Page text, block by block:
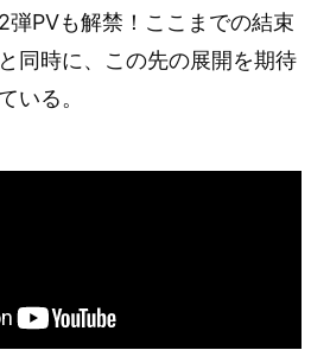
弾PVも解禁！ここまでの結束
同時に、この先の展開を期待
いる。